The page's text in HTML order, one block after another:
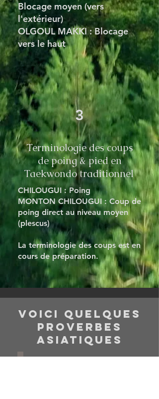
Blocage moyen (vers
l'extérieur)
OLGOUL MAKKI : Blocage
vers le haut
3
Terminologie des coups
de poing & pied en
Taekwondo traditionnel
CHILOUGUI : Poing
MONTON CHILOUGUI : Coup de
poing direct au niveau moyen
(plescus)
La terminologie des coups est en
cours de préparation.
VOICI QUELQUES
PROVERBES
ASIATIQUES